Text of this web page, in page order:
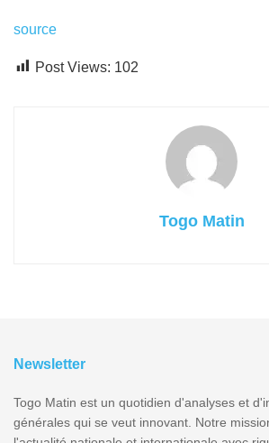
source
Post Views: 102
Togo Matin
Newsletter
Togo Matin est un quotidien d'analyses et
générales qui se veut innovant. Notre